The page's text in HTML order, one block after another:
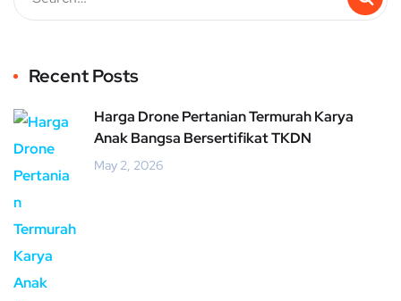
Recent Posts
Harga Drone Pertanian Termurah Karya
Anak Bangsa Bersertifikat TKDN
May 2, 2026